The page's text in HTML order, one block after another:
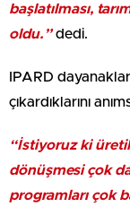
başlatılması,
oldu.”dedi.
IPARD
çıkardıklarını
“İstiyoruz ki
dönüşmesi çok
programları çok